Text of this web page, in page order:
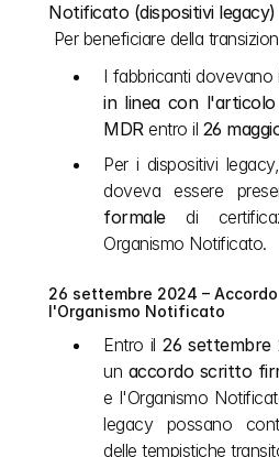
Notificato (dispositivi legacy)
Per beneficiare della
I fabbricanti dovevano
in linea con
MDR entro il 26
Per i dispositivi
doveva essere
formale di
Organismo Notificato.
26 settembre 2024 –
l'Organismo Notificato
Entro il 26 settembre
un accordo scritto
e l'Organismo
legacy possano
delle tempistiche